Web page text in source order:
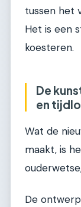
tussen het
Het is een
koesteren.
De
en
Wat de
maakt, is
De